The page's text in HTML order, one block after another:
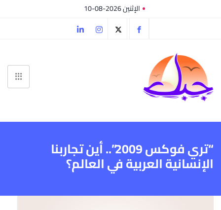
الإثنين 2026-08-10
“تري فوكس 2009”.. أين تجاربنا
الإنسانية العربية في العالم؟